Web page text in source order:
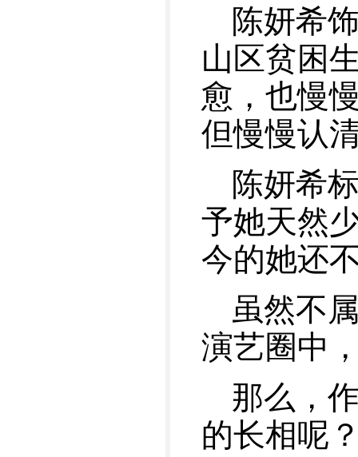
陈妍希
山区贫困
愈，也慢
但慢慢认
陈妍希
予她天然
今的她还
虽然不
演艺圈中
那么，
的长相呢